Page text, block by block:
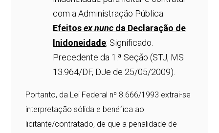
com a Administração Pública.
Efeitosex nunc da Declaração de
lnidoneidade: Significado.
Precedente da 1.ª Seção (STJ, MS
13.964/DF, DJe de 25/05/2009).
Portanto, da Lei Federal nº 8.666/1993 extrai-se
interpretação sólida e benéfica ao
licitante/contratado, de que a penalidade de